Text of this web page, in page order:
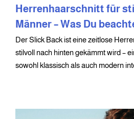
Herrenhaarschnitt für
Männer – Was Du
Der Slick Back ist eine zeitlose
stilvoll nach hinten gekämmt wird –
sowohl klassisch als auch modern